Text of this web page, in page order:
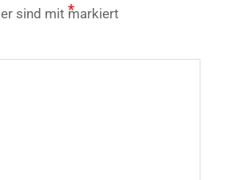
sind mit *
markiert